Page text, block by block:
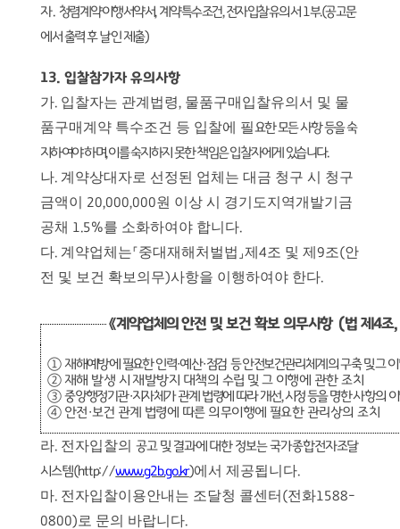
자. 청렴계약이행서약서, 계약특수조건,전자입찰유의서 1부.(공고문
에서 출력 후 날인 제출)
13. 입찰참가자 유의사항
가. 입찰자는 관계법령, 물품구매입찰유의서 및 물
품구매계약 특수조건 등 입찰에 필요한모든 사항 등을 숙
지하여야 하며,이를 숙지하지 못한 책임은 입찰자에게 있습니다.
나. 계약상대자로 선정된 업체는 대금 청구 시 청구
금액이 20,000,000원 이상 시 경기도지역개발기금
공채 1.5%를 소화하여야 합니다.
다. 계약업체는「중대재해처벌법 」제 4조 및 제 9조(안
전 및 보건 확보의무)사항을 이행하여야 한다.
《계약업체의 안전 및 보건 확보 의무사항（법 제4조,
① 재해예방에 필요한 인력·예산·점검 등 안전보건관리체계의 구축 및 그
② 재해 발생 시 재발방지 대책의 수립 및 그 이행에 관한 조치
③ 중앙행정기관·지자체가 관계 법령에 따라 개선,시정 등을 명한 사항의
④ 안전·보건 관계 법령에 따른 의무이행에 필요한 관리상의 조치
라. 전자입찰의 공고 및 결과에 대한 정보는 국가종합전자조달
시스템(http://www.g2b.go.kr)에서 제공됩니다.
마. 전자입찰이용안내는 조달청 콜센터 (전화1588-
0800) 로 문의 바랍니다.